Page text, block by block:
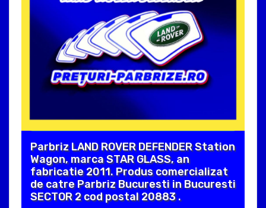
Parbriz LAND ROVER DEFENDER Station
Wagon, marca STAR GLASS, an
fabricatie 2011. Produs comercializat
de catre Parbriz Bucuresti in Bucuresti
SECTOR 2 cod postal 20883 .